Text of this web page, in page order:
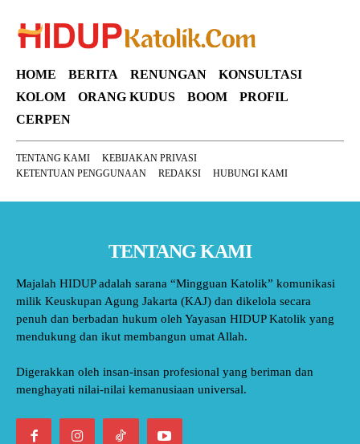
HOME BERITA RENUNGAN
KONSULTASI
KOLOM
ORANG KUDUS BOOM
PROFIL
CERPEN
TENTANG KAMI
KEBIJAKAN PRIVASI
KETENTUAN PENGGUNAAN
REDAKSI HUBUNGI KAMI
TENTANG KAMI
Majalah HIDUP adalah sarana “Mingguan Katolik” komunikasi
milik Keuskupan Agung Jakarta (KAJ) dan dikelola secara
penuh dan berbadan hukum oleh Yayasan HIDUP Katolik yang
mendukung dan ikut membangun umat Allah.
Digerakkan oleh insan-insan profesional yang beriman dan
menghayati nilai-nilai kemanusiaan universal.